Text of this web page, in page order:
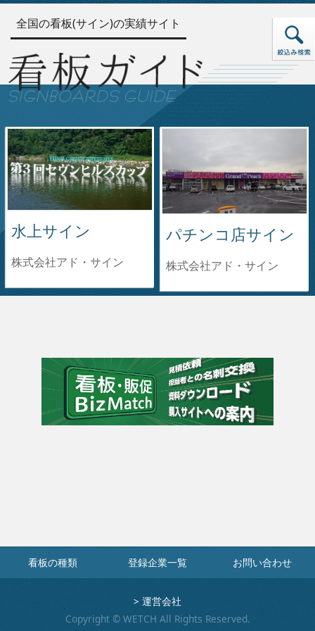
全国の看板(サイン)の実績サイト
水上サイン
株式会社アド・サイン
パチンコ店サイン
株式会社アド・サイン
看板の種類 登録企業一覧 お問い合わせ
> 運営会社
Copyright © WETCH All Rights Reserved.